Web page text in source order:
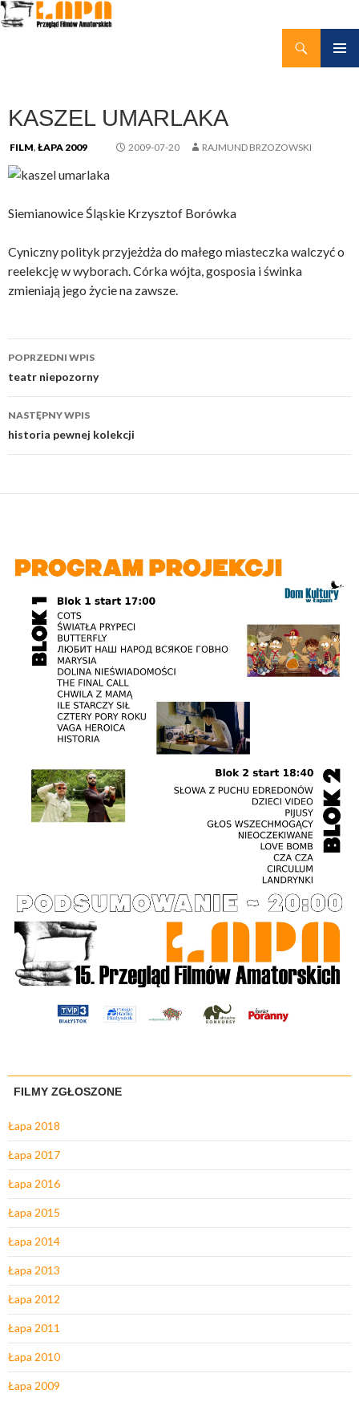
KASZEL UMARLAKA
FILM, ŁAPA 2009 2009-07-20 RAJMUND BRZOZOWSKI
Siemianowice Śląskie Krzysztof Borówka
Cyniczny polityk przyjeżdża do małego miasteczka walczyć o
reelekcję w wyborach. Córka wójta, gosposia i świnka
zmieniają jego życie na zawsze.
Nawigacja
wpisu
POPRZEDNI WPIS
teatr niepozorny
NASTĘPNY WPIS
historia pewnej kolekcji
FILMY ZGŁOSZONE
Łapa 2018
Łapa 2017
Łapa 2016
Łapa 2015
Łapa 2014
Łapa 2013
Łapa 2012
Łapa 2011
Łapa 2010
Łapa 2009